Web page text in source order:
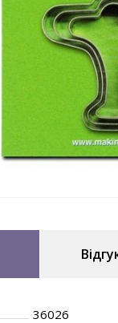
36026